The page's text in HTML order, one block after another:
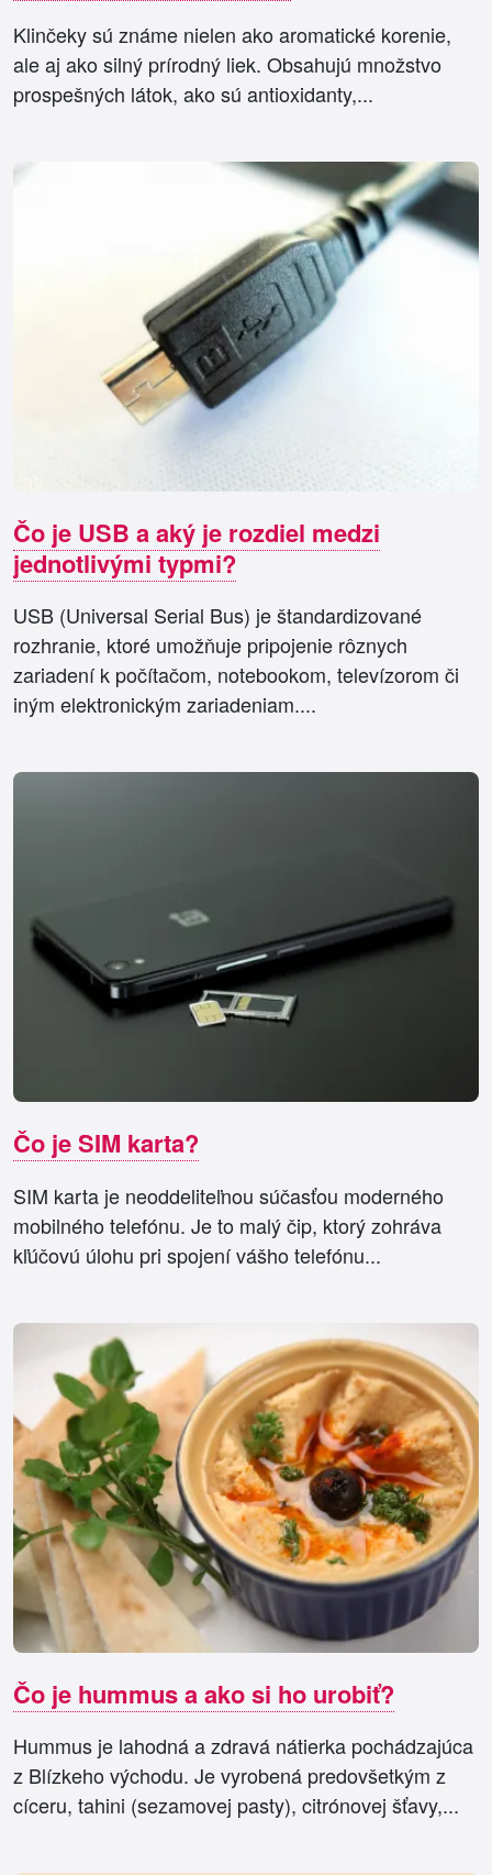
Klinčeky sú známe nielen ako aromatické korenie,
ale aj ako silný prírodný liek. Obsahujú množstvo
prospešných látok, ako sú antioxidanty,...
Čo je USB a aký je rozdiel medzi
jednotlivými typmi?
USB (Universal Serial Bus) je štandardizované
rozhranie, ktoré umožňuje pripojenie rôznych
zariadení k počítačom, notebookom, televízorom či
iným elektronickým zariadeniam....
Čo je SIM karta?
SIM karta je neoddeliteľnou súčasťou moderného
mobilného telefónu. Je to malý čip, ktorý zohráva
kľúčovú úlohu pri spojení vášho telefónu...
Čo je hummus a ako si ho urobiť?
Hummus je lahodná a zdravá nátierka pochádzajúca
z Blízkeho východu. Je vyrobená predovšetkým z
cíceru, tahini (sezamovej pasty), citrónovej šťavy,...